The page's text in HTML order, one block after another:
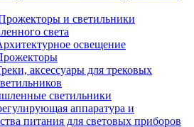
и светильники
света
освещение
аксессуары для трековых
светильники
аппаратура и
питания для световых приборов